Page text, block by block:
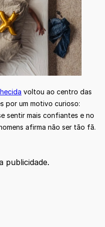
voltou ao centro das
por um motivo curioso:
sentir mais confiantes e no
afirma não ser tão fã.
publicidade.